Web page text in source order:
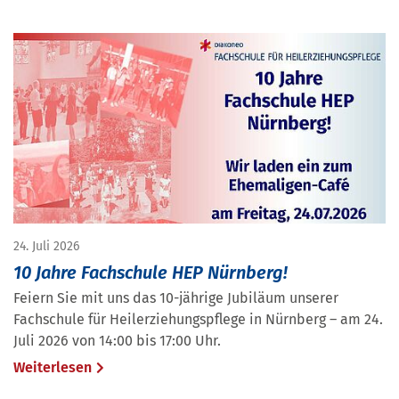
24. Juli 2026
10 Jahre Fachschule HEP Nürnberg!
Feiern Sie mit uns das 10-jährige Jubiläum unserer
Fachschule für Heilerziehungspflege in Nürnberg – am 24.
Juli 2026 von 14:00 bis 17:00 Uhr.
Weiterlesen